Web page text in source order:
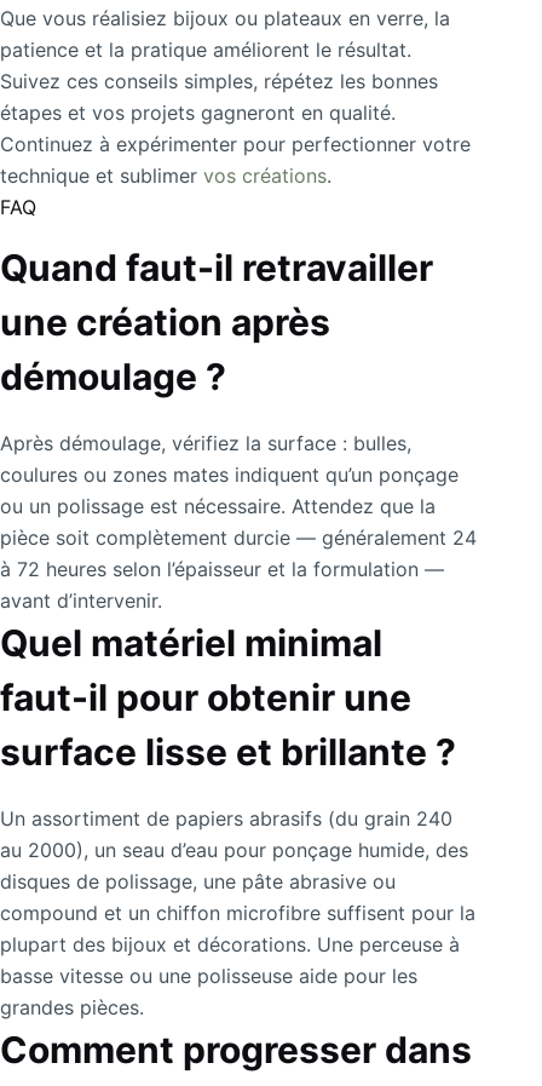
Que vous réalisiez bijoux ou plateaux en verre, la
patience et la pratique améliorent le résultat.
Suivez ces conseils simples, répétez les bonnes
étapes et vos projets gagneront en qualité.
Continuez à expérimenter pour perfectionner votre
technique et sublimer vos créations.
FAQ
Quand faut-il retravailler
une création après
démoulage ?
Après démoulage, vérifiez la surface : bulles,
coulures ou zones mates indiquent qu’un ponçage
ou un polissage est nécessaire. Attendez que la
pièce soit complètement durcie — généralement 24
à 72 heures selon l’épaisseur et la formulation —
avant d’intervenir.
Quel matériel minimal
faut-il pour obtenir une
surface lisse et brillante ?
Un assortiment de papiers abrasifs (du grain 240
au 2000), un seau d’eau pour ponçage humide, des
disques de polissage, une pâte abrasive ou
compound et un chiffon microfibre suffisent pour la
plupart des bijoux et décorations. Une perceuse à
basse vitesse ou une polisseuse aide pour les
grandes pièces.
Comment progresser dans